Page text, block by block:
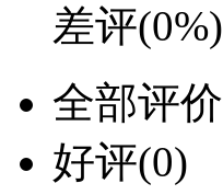
差评(0%)
全部评价
好评(0)